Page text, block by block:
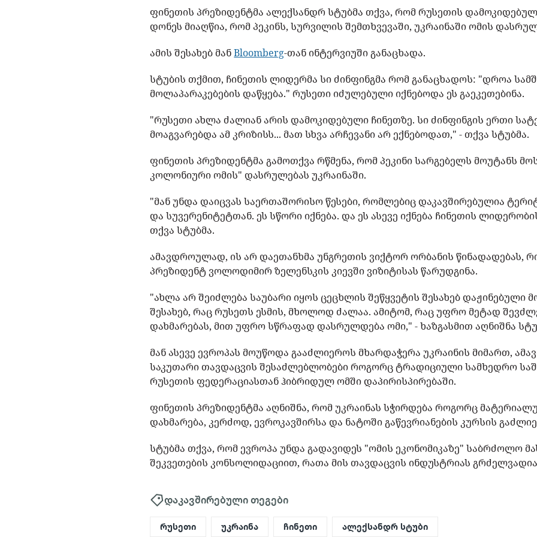
ფინეთის პრეზიდენტმა ალექსანდრ სტუბმა თქვა, რომ რუსეთის
დონეს მიაღწია, რომ პეკინს, სურვილის შემთხვევაში, უკრაინაში ომის
ამის შესახებ მანBloomberg-თან ინტერვიუში განაცხადა.
სტუბის თქმით, ჩინეთის ლიდერმა სი ძინფინგმა რომ განაცხადოს: "დროა
მოლაპარაკებების დაწყება." რუსეთი იძულებული იქნებოდა ეს გაეკეთებინა.
"რუსეთი ახლა ძალიან არის დამოკიდებული ჩინეთზე. სი ძინფინგის ერთი
მოაგვარებდა ამ კრიზისს... მათ სხვა არჩევანი არ ექნებოდათ," - თქვა სტუბმა.
ფინეთის პრეზიდენტმა გამოთქვა რწმენა, რომ პეკინი სარგებელს მოუტანს
კოლონიური ომის" დასრულებას უკრაინაში.
"მან უნდა დაიცვას საერთაშორისო წესები, რომლებიც დაკავშირებულია
და სუვერენიტეტთან. ეს სწორი იქნება. და ეს ასევე იქნება ჩინეთის
თქვა სტუბმა.
ამავდროულად, ის არ დაეთანხმა უნგრეთის ვიქტორ ორბანის წინადადებას,
პრეზიდენტ ვოლოდიმირ ზელენსკის კიევში ვიზიტისას წარუდგინა.
"ახლა არ შეიძლება საუბარი იყოს ცეცხლის შეწყვეტის შესახებ დაჟინებული
შესახებ, რაც რუსეთს ესმის, მხოლოდ ძალაა. ამიტომ, რაც უფრო მეტად
დახმარებას, მით უფრო სწრაფად დასრულდება ომი," - ხაზგასმით აღნიშნა
მან ასევე ევროპას მოუწოდა გააძლიეროს მხარდაჭერა უკრაინის მიმართ,
საკუთარი თავდაცვის შესაძლებლობები როგორც ტრადიციული სამხედრო
რუსეთის ფედერაციასთან ჰიბრიდულ ომში დაპირისპირებაში.
ფინეთის პრეზიდენტმა აღნიშნა, რომ უკრაინას სჭირდება როგორც
დახმარება, კერძოდ, ევროკავშირსა და ნატოში გაწევრიანების კურსის
სტუბმა თქვა, რომ ევროპა უნდა გადავიდეს "ომის ეკონომიკაზე" საბრძოლო
შეკვეთების კონსოლიდაციით, რათა მის თავდაცვის ინდუსტრიას
დაკავშირებული თეგები
რუსეთი უკრაინა ჩინეთი ალექსანდრ სტუბი